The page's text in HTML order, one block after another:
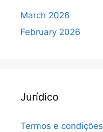
March 2026
February 2026
Jurídico
Termos e condições